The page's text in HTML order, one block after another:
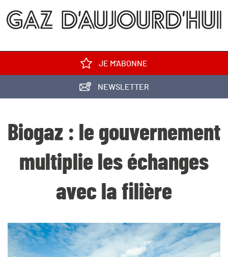
JE M'ABONNE
NEWSLETTER
Biogaz : le gouvernement
multiplie les échanges
avec la filière